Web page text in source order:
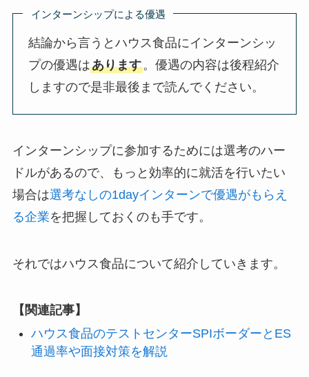
インターンシップによる優遇
結論から言うとハウス食品にインターンシッ
プの優遇はあります。優遇の内容は後程紹介
しますので是非最後まで読んでください。
インターンシップに参加するためには選考のハー
ドルがあるので、もっと効率的に就活を行いたい
場合は選考なしの1dayインターンで優遇がもらえ
る企業を把握しておくのも手です。
それではハウス食品について紹介していきます。
【関連記事】
ハウス食品のテストセンターSPIボーダーとES
通過率や面接対策を解説